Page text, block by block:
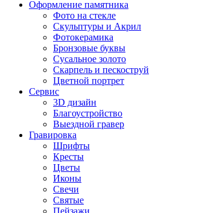
Оформление памятника
Фото на стекле
Скульптуры и Акрил
Фотокерамика
Бронзовые буквы
Сусальное золото
Скарпель и пескоструй
Цветной портрет
Сервис
3D дизайн
Благоустройство
Выездной гравер
Гравировка
Шрифты
Кресты
Цветы
Иконы
Свечи
Святые